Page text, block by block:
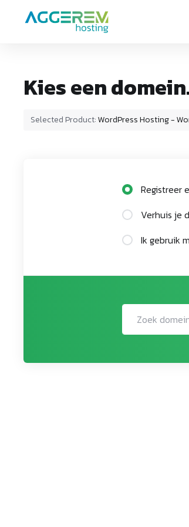
Kies een
Selected Product:WordPress Hosting -
Registreer
Verhuis je
Ik gebruik